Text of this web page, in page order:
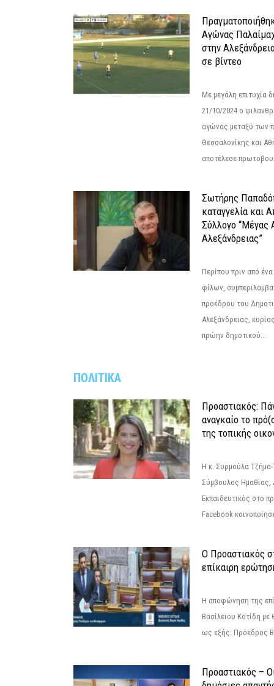
Αγώνας
στην
σε βίντεο
Με μεγάλη επιτυχία
21/10/2024 ο
αγώνας μεταξύ των
Θεσσαλονίκης και
αποτέλεσε
Σωτήρης
καταγγελία και
Σύλλογο “Μέγας
Αλεξάνδρειας”
Περίπου πριν από
φίλων,
προέδρου του
Αλεξάνδρειας,
πρώην δημοτικού...
ΠΟΛΙΤΙΚΑ
Προαστιακός:
αναγκαίο το
της τοπικής
Η κ. Συρμούλα
Σύμβουλος Ημαθίας,
Εκπαιδευτικός στο
Facebook
Ο Προαστιακός
επίκαιρη
Η αποφώνηση της
Βασίλειου Κοτίδη με
ως εξής: Πρόεδρος
Προαστιακός –